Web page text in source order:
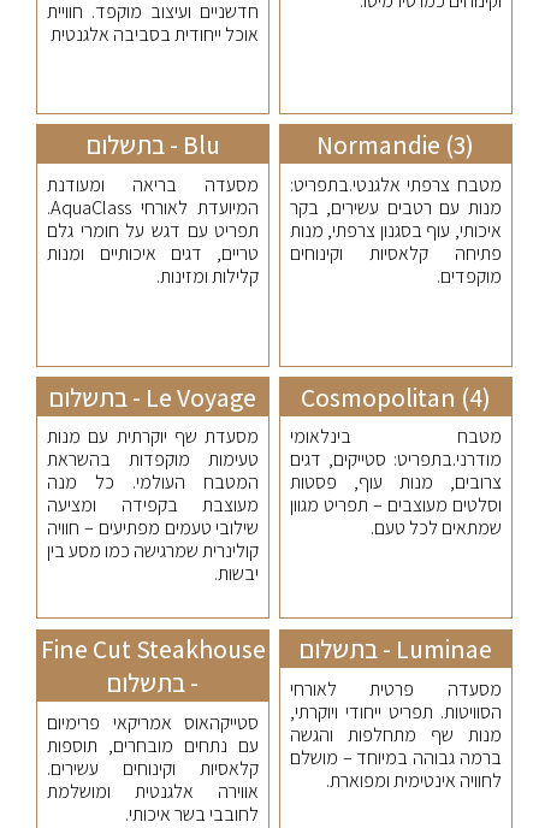
חדשניים ועיצוב מוקפד. חוויית
אוכל ייחודית בסביבה אלגנטית
Normandie (3)
מטבח צרפתי אלגנטי.בתפריט:
מנות עם רטבים עשירים, בקר
איכותי, עוף בסגנון צרפתי, מנות
פתיחה קלאסיות וקינוחים
מוקפדים.
Blu - בתשלום
מסעדה בריאה ומעודנת
המיועדת לאורחי AquaClass.
תפריט עם דגש על חומרי גלם
טריים, דגים איכותיים ומנות
קלילות ומזינות.
Cosmopolitan (4)
מטבח בינלאומי
מודרני.בתפריט: סטייקים, דגים
צרובים, מנות עוף, פסטות
וסלטים מעוצבים – תפריט מגוון
שמתאים לכל טעם.
Le Voyage - בתשלום
מסעדת שף יוקרתית עם מנות
טעימות מוקפדות בהשראת
המטבח העולמי. כל מנה
מעוצבת בקפידה ומציעה
שילובי טעמים מפתיעים – חוויה
קולינרית שמרגישה כמו מסע בין
יבשות.
Luminae - בתשלום
מסעדה פרטית לאורחי
הסוויטות. תפריט ייחודי ויוקרתי,
מנות שף מתחלפות והגשה
ברמה גבוהה במיוחד – מושלם
לחוויה אינטימית ומפוארת.
Fine Cut Steakhouse
- בתשלום
סטייקהאוס אמריקאי פרימיום
עם נתחים מובחרים, תוספות
קלאסיות וקינוחים עשירים.
אווירה אלגנטית ומושלמת
לחובבי בשר איכותי.